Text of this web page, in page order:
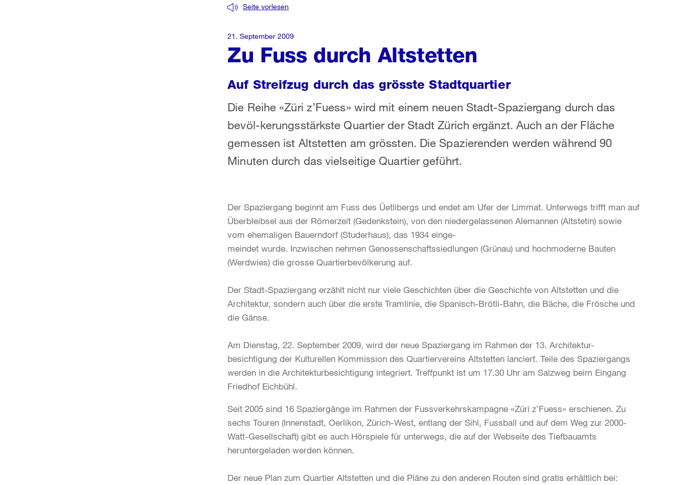
Zu Fuss durch Altstetten
Seite vorlesen
Auf Streifzug durch das grösste Stadtquartier
Die Reihe «Züri z’Fuess» wird mit einem neuen Stadt-Spaziergang durch das
bevöl-kerungsstärkste Quartier der Stadt Zürich ergänzt. Auch an der Fläche
gemessen ist Altstetten am grössten. Die Spazierenden werden während 90
Minuten durch das vielseitige Quartier geführt.
21. September 2009
Der Spaziergang beginnt am Fuss des Üetlibergs und endet am Ufer der Limmat. Unterwegs trifft man auf
Überbleibsel aus der Römerzeit (Gedenkstein), von den niedergelassenen Alemannen (Altstetin) sowie
vom ehemaligen Bauerndorf (Studerhaus), das 1934 einge-
meindet wurde. Inzwischen nehmen Genossenschaftssiedlungen (Grünau) und hochmoderne Bauten
(Werdwies) die grosse Quartierbevölkerung auf.
Der Stadt-Spaziergang erzählt nicht nur viele Geschichten über die Geschichte von Altstetten und die
Architektur, sondern auch über die erste Tramlinie, die Spanisch-Brötli-Bahn, die Bäche, die Frösche und
die Gänse.
Am Dienstag, 22. September 2009, wird der neue Spaziergang im Rahmen der 13. Architektur-
besichtigung der Kulturellen Kommission des Quartiervereins Altstetten lanciert. Teile des Spaziergangs
werden in die Architekturbesichtigung integriert. Treffpunkt ist um 17.30 Uhr am Salzweg beim Eingang
Friedhof Eichbühl.
Seit 2005 sind 16 Spaziergänge im Rahmen der Fussverkehrskampagne «Züri z’Fuess» erschienen. Zu
sechs Touren (Innenstadt, Oerlikon, Zürich-West, entlang der Sihl, Fussball und auf dem Weg zur 2000-
Watt-Gesellschaft) gibt es auch Hörspiele für unterwegs, die auf der Webseite des Tiefbauamts
heruntergeladen werden können.
Der neue Plan zum Quartier Altstetten und die Pläne zu den anderen Routen sind gratis erhältlich bei: